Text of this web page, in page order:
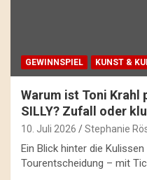
GEWINNSPIEL KUNST &
Warum ist Toni
SILLY? Zufall oder
10. Juli 2026 Stephanie
Ein Blick hinter die
Tourentscheidung – mit